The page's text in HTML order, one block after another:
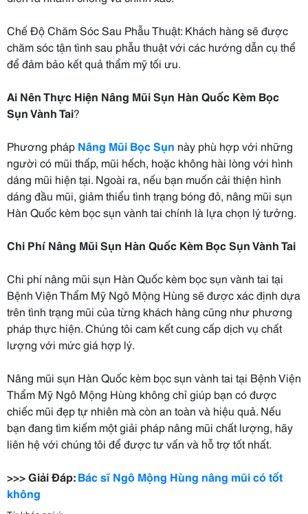
Chế Độ Chăm Sóc Sau Phẫu Thuật: Khách hàng sẽ được
chăm sóc tận tình sau phẫu thuật với các hướng dẫn cụ thể
để đảm bảo kết quả thẩm mỹ tối ưu.
Ai Nên Thực Hiện Nâng Mũi Sụn Hàn Quốc Kèm Bọc
Sụn Vành Tai?
Phương pháp Nâng Mũi Bọc Sụn này phù hợp với những
người có mũi thấp, mũi hếch, hoặc không hài lòng với hình
dáng mũi hiện tại. Ngoài ra, nếu bạn muốn cải thiện hình
dáng đầu mũi, giảm thiểu tình trạng bóng đỏ, nâng mũi sụn
Hàn Quốc kèm bọc sụn vành tai chính là lựa chọn lý tưởng.
Chi Phí Nâng Mũi Sụn Hàn Quốc Kèm Bọc Sụn Vành Tai
Chi phí nâng mũi sụn Hàn Quốc kèm bọc sụn vành tai tại
Bệnh Viện Thẩm Mỹ Ngô Mộng Hùng sẽ được xác định dựa
trên tình trạng mũi của từng khách hàng cũng như phương
pháp thực hiện. Chúng tôi cam kết cung cấp dịch vụ chất
lượng với mức giá hợp lý.
Nâng mũi sụn Hàn Quốc kèm bọc sụn vành tai tại Bệnh Viện
Thẩm Mỹ Ngô Mộng Hùng không chỉ giúp bạn có được
chiếc mũi đẹp tự nhiên mà còn an toàn và hiệu quả. Nếu
bạn đang tìm kiếm một giải pháp nâng mũi chất lượng, hãy
liên hệ với chúng tôi để được tư vấn và hỗ trợ tốt nhất.
>>> Giải Đáp:Bác sĩ Ngô Mộng Hùng nâng mũi có tốt
không